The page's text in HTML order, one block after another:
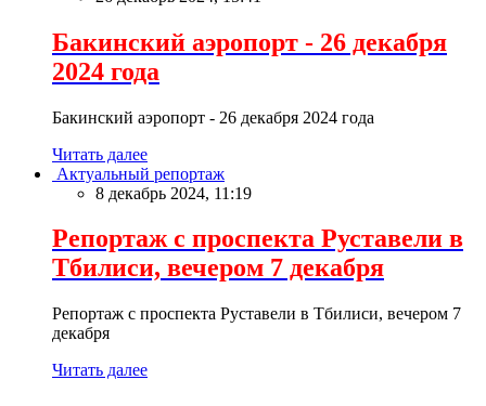
Бакинский аэропорт - 26 декабря
2024 года
Бакинский аэропорт - 26 декабря 2024 года
Читать далее
Актуальный репортаж
8 декабрь 2024, 11:19
Репортаж с проспекта Руставели в
Тбилиси, вечером 7 декабря
Репортаж с проспекта Руставели в Тбилиси, вечером 7
декабря
Читать далее